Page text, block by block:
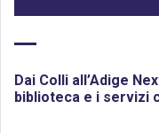
Dai Colli all’Adige
biblioteca e i servizi